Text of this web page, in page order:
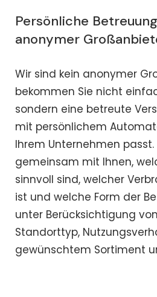
Persönliche
anonymer
Wir sind kein anonymer
bekommen Sie nicht
sondern eine betreute
mit persönlichem
Ihrem Unternehmen passt.
gemeinsam mit Ihnen,
sinnvoll sind, welcher
ist und welche Form der
unter Berücksichtigung
Standorttyp,
gewünschtem Sortiment